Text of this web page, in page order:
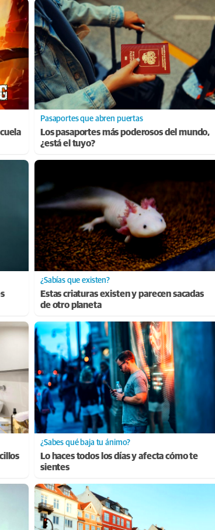
Pasaportes que abren puertas
Los pasaportes más poderosos del mundo,
¿está el tuyo?
¿Sabías que existen?
Estas criaturas existen y parecen sacadas
de otro planeta
¿Sabes qué baja tu ánimo?
Lo haces todos los días y afecta cómo te
sientes